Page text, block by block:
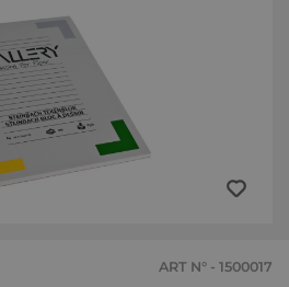
ART N° - 1500017